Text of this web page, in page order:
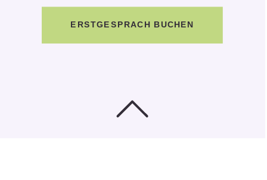
ERSTGESPRÄCH BUCHEN